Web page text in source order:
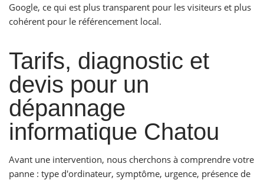
Google, ce qui est plus transparent pour les visiteurs et plus
cohérent pour le référencement local.
Tarifs, diagnostic et
devis pour un
dépannage
informatique Chatou
Avant une intervention, nous cherchons à comprendre votre
panne : type d'ordinateur, symptôme, urgence, présence de